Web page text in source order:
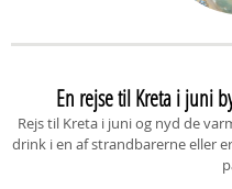
En rejse til Kreta i juni
Rejs til Kreta i juni og nyd de
drink i en af strandbarerne eller